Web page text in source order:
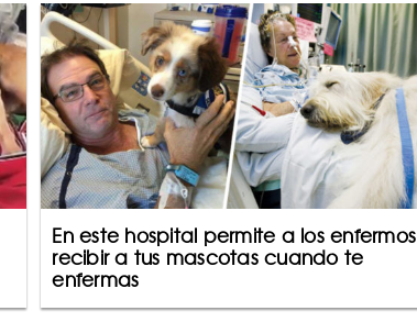
En este hospital permite a los enfermos
recibir a tus mascotas cuando te
enfermas